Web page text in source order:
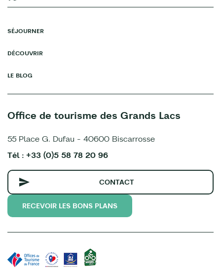
SÉJOURNER
DÉCOUVRIR
LE BLOG
Office de tourisme des Grands Lacs
55 Place G. Dufau - 40600 Biscarrosse
Tél : +33 (0)5 58 78 20 96
CONTACT
RECEVOIR LES BONS PLANS